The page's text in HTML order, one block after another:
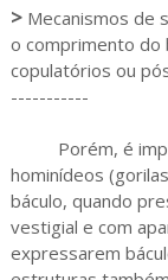
>Mecanismos de
o comprimento do
copulatórios ou
-----------
Porém, é
hominídeos
báculo, quando
vestigial e com
expressarem